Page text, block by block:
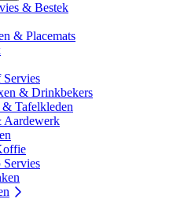
& Bestek
& Placemats
& Drinkbekers
& Tafelkleden
Aardewerk
Servies